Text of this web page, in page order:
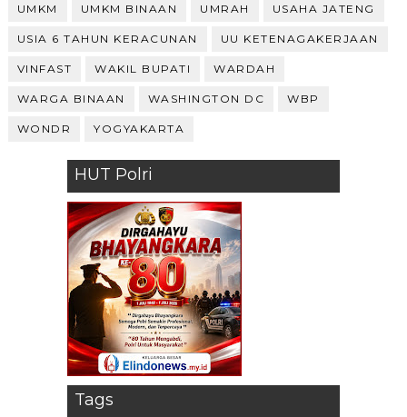
UMKM UMKM BINAAN UMRAH USAHA JATENG
USIA 6 TAHUN KERACUNAN UU KETENAGAKERJAAN
VINFAST WAKIL BUPATI WARDAH
WARGA BINAAN WASHINGTON DC WBP
WONDR YOGYAKARTA
HUT Polri
Tags